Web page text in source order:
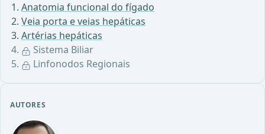
Anatomia funcional do fígado
Veia porta e veias hepáticas
Artérias hepáticas
Sistema Biliar
Linfonodos Regionais
AUTORES